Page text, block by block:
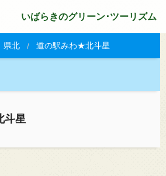
いばらきのグリーン･ツーリズム
県北 道の駅みわ★北斗星
斗星